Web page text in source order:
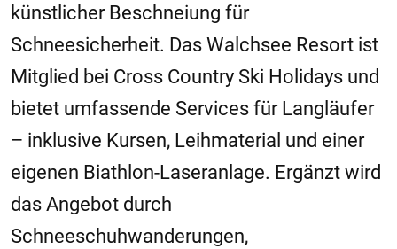
künstlicher Beschneiung für
Schneesicherheit. Das Walchsee Resort ist
Mitglied bei Cross Country Ski Holidays und
bietet umfassende Services für Langläufer
– inklusive Kursen, Leihmaterial und einer
eigenen Biathlon-Laseranlage. Ergänzt wird
das Angebot durch
Schneeschuhwanderungen,